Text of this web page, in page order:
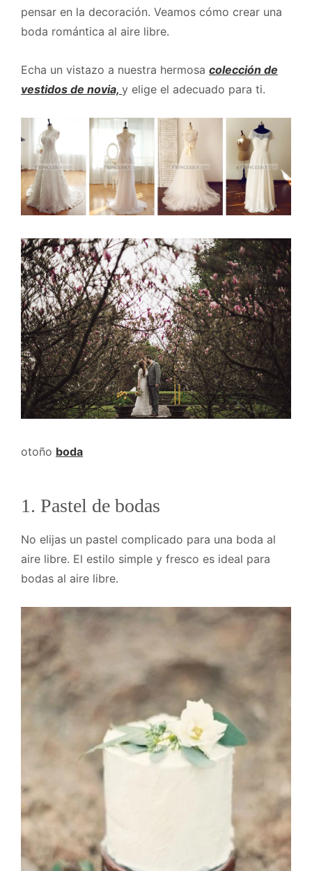
pensar en la decoración. Veamos cómo crear una
boda romántica al aire libre.
Echa un vistazo a nuestra hermosa colección de
vestidos de novia, y elige el adecuado para ti.
otoño boda
1. Pastel de bodas
No elijas un pastel complicado para una boda al
aire libre. El estilo simple y fresco es ideal para
bodas al aire libre.